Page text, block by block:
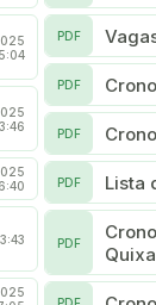
PDF
PDF
PDF
Lista
PDF
PDF